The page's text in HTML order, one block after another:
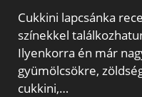
Cukkini lapcsánka
színekkel
Ilyenkorra én már
gyümölcsökre,
cukkini,…